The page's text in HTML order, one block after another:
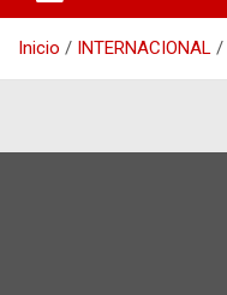
Inicio INTERNACIONAL